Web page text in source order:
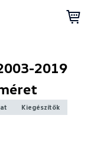
2019
Kiegészítők